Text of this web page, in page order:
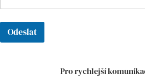
Odeslat
Pro rychlejší